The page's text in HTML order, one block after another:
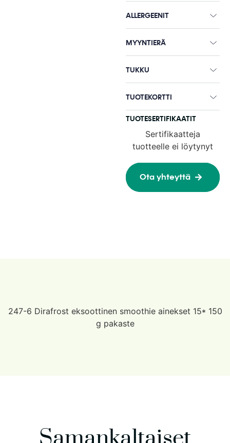
ALLERGEENIT
MYYNTIERÄ
TUKKU
TUOTEKORTTI
TUOTESERTIFIKAATIT
Sertifikaatteja
tuotteelle ei löytynyt
Ota yhteyttä
247-6 Dirafrost eksoottinen smoothie ainekset 15* 150
g pakaste